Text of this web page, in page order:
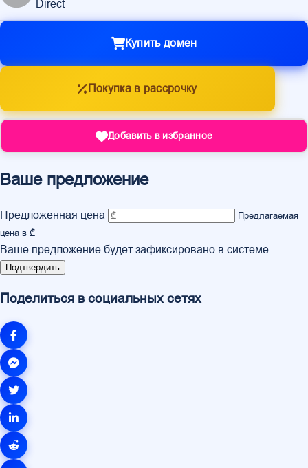
Direct
Купить домен
Покупка в рассрочку
Добавить в избранное
Ваше предложение
Предложенная цена
Предлагаемая
цена в ₾
Ваше предложение будет зафиксировано в системе.
Подтвердить
Поделиться в социальных сетях